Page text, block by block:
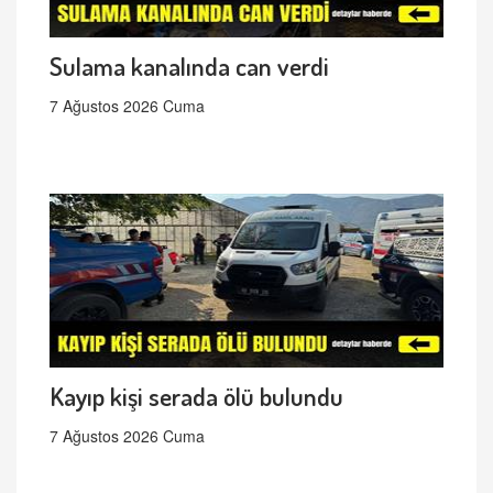
Sulama kanalında can verdi
7 Ağustos 2026 Cuma
Kayıp kişi serada ölü bulundu
7 Ağustos 2026 Cuma